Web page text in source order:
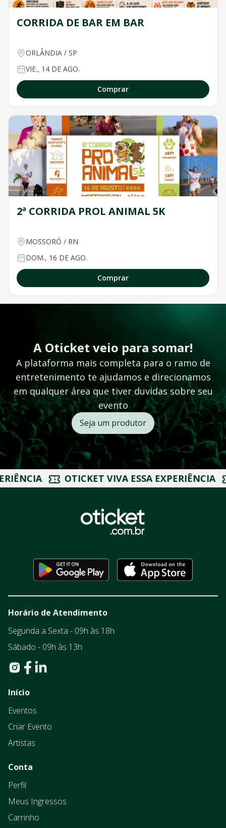
CORRIDA DE BAR EM BAR
ORLÂNDIA / SP
VIE., 14 DE AGO.
Comprar
2ª CORRIDA PROL ANIMAL 5K
MOSSORÓ / RN
DOM., 16 DE AGO.
Comprar
A Oticket veio para somar!
A plataforma mais completa para o ramo de
entretenimento te ajudamos e direcionamos
em qualquer área que tiver duvidas sobre seu
evento
Seja um produtor
VIVA ESSA EXPERIÊNCIA OTICKET
Horário de Atendimento
Segunda a Sexta - 09h às 18h
Sábado - 09h às 13h
Início
Eventos
Criar Evento
Artistas
Conta
Perfil
Meus Ingressos
Carrinho